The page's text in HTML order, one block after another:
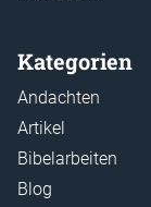
Kategorien
Andachten
Artikel
Bibelarbeiten
Blog